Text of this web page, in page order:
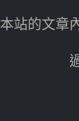
本站的文章